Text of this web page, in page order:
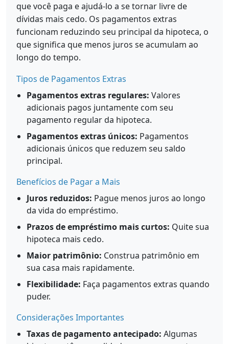
que você paga e ajudá-lo a se tornar livre de
dívidas mais cedo. Os pagamentos extras
funcionam reduzindo seu principal da hipoteca, o
que significa que menos juros se acumulam ao
longo do tempo.
Tipos de Pagamentos Extras
Pagamentos extras regulares: Valores
adicionais pagos juntamente com seu
pagamento regular da hipoteca.
Pagamentos extras únicos: Pagamentos
adicionais únicos que reduzem seu saldo
principal.
Benefícios de Pagar a Mais
Juros reduzidos: Pague menos juros ao longo
da vida do empréstimo.
Prazos de empréstimo mais curtos: Quite sua
hipoteca mais cedo.
Maior patrimônio: Construa patrimônio em
sua casa mais rapidamente.
Flexibilidade: Faça pagamentos extras quando
puder.
Considerações Importantes
Taxas de pagamento antecipado: Algumas